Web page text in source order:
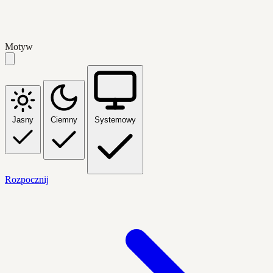
Motyw
Jasny Ciemny Systemowy
Rozpocznij